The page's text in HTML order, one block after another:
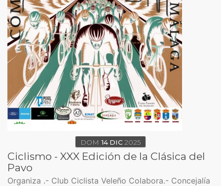
DOM 14 DIC 2025
Ciclismo - XXX Edición de la Clásica del
Pavo
Organiza .- Club Ciclista Veleño Colabora.- Concejalía